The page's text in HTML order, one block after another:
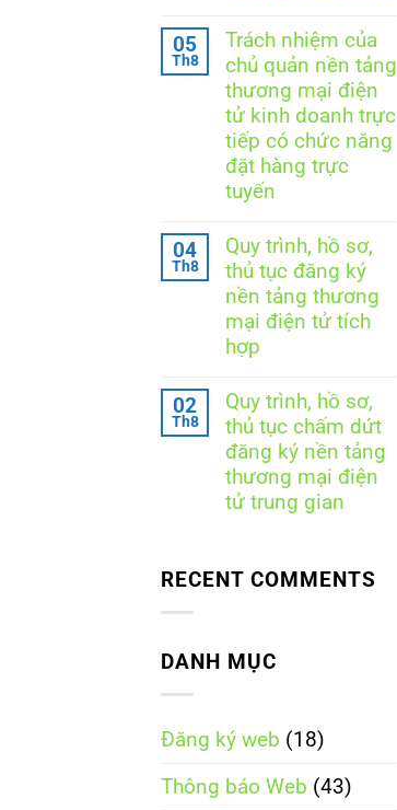
thương
mại
điện
tử
tích
hợp
theo
Luật
Thương
mại
tử
năm
2025
có
bình
luận
ở
Trách
nhiệm
của
chủ
quản
nền
tảng
mại
điện
tử
trung
gian
theo
Luật
Thương
điện
tử
năm
2025
05
Th8
Trách nhiệm của
chủ quản nền tảng
thương mại điện
tử kinh doanh trực
tiếp có chức năng
đặt hàng trực
tuyến
có
bình
luận
Trách
nhiệm
của
chủ
nền
tảng
thương
mại
điện
tử
kinh
doanh
có
chức
trực
tuyến
04
Th8
Quy trình, hồ sơ,
thủ tục đăng ký
nền tảng thương
mại điện tử tích
hợp
có
bình
luận
ở
Quy
trình,
hồ
sơ,
ký
mại
điện
02
Th8
Quy trình, hồ sơ,
thủ tục chấm dứt
đăng ký nền tảng
thương mại điện
tử trung gian
luận
hồ
sơ,
dứt
đăng
nền
RECENT COMMENTS
DANH MỤC
Đăng ký web (18)
Thông báo Web (43)